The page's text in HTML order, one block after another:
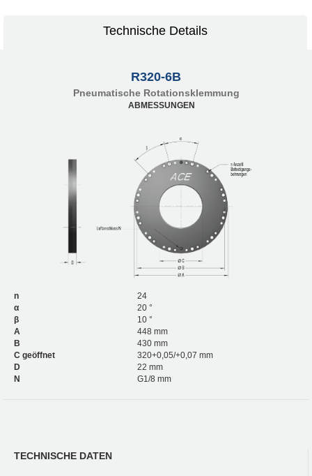
Technische Details
R320-6B
Pneumatische Rotationsklemmung
ABMESSUNGEN
n
24
α
20 °
β
10 °
A
448 mm
B
430 mm
C geöffnet
320+0,05/+0,07 mm
D
22 mm
N
G1/8 mm
TECHNISCHE DATEN